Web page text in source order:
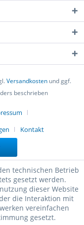
Versandkosten und ggf.
beschrieben
Kontakt
technischen Betrieb
gesetzt werden.
dieser Website
die Interaktion mit
vereinfachen
gesetzt.